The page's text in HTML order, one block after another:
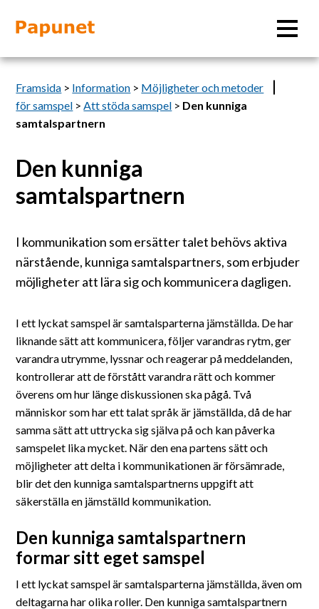
Material
Bildverktyg
Tillgänglighet
Suomeksi
In English
Framsida > Information > Möjligheter och metoder
för samspel >Att stöda samspel > Den kunniga
samtalspartnern
Den kunniga
samtalspartnern
I kommunikation som ersätter talet behövs aktiva
närstående, kunniga samtalspartners, som erbjuder
möjligheter att lära sig och kommunicera dagligen.
I ett lyckat samspel är samtalsparterna jämställda. De har
liknande sätt att kommunicera, följer varandras rytm, ger
varandra utrymme, lyssnar och reagerar på meddelanden,
kontrollerar att de förstått varandra rätt och kommer
överens om hur länge diskussionen ska pågå. Två
människor som har ett talat språk är jämställda, då de har
samma sätt att uttrycka sig själva på och kan påverka
samspelet lika mycket. När den ena partens sätt och
möjligheter att delta i kommunikationen är försämrade,
blir det den kunniga samtalspartnerns uppgift att
säkerställa en jämställd kommunikation.
Den kunniga samtalspartnern
formar sitt eget samspel
I ett lyckat samspel är samtalsparterna jämställda, även om
deltagarna har olika roller. Den kunniga samtalspartnern